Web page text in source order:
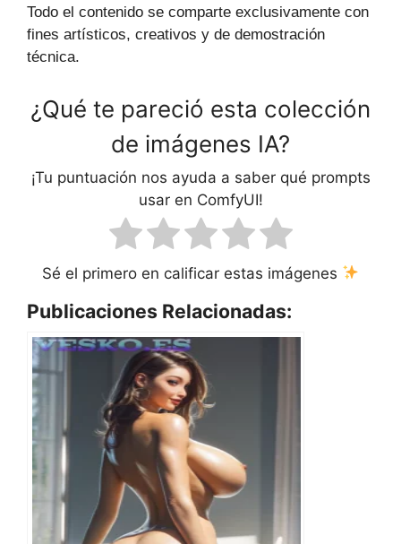
Todo el contenido se comparte exclusivamente con
fines artísticos, creativos y de demostración
técnica.
¿Qué te pareció esta colección
de imágenes IA?
¡Tu puntuación nos ayuda a saber qué prompts
usar en ComfyUI!
Sé el primero en calificar estas imágenes
Publicaciones Relacionadas: